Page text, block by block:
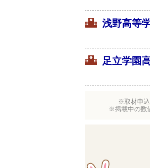
浅野高等
足立学園
※取材申込
※掲載中の数